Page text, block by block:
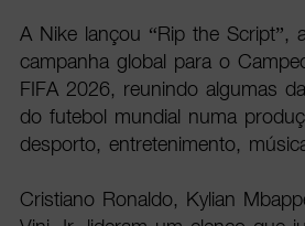
A Nike lançou “Rip the Script”,
campanha global para o
FIFA 2026, reunindo algumas
do futebol mundial numa
desporto, entretenimento,
Cristiano Ronaldo, Kylian